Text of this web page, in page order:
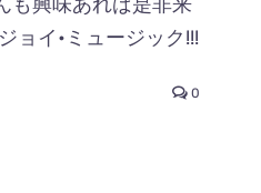
ョイ•ミュージック!!!
0